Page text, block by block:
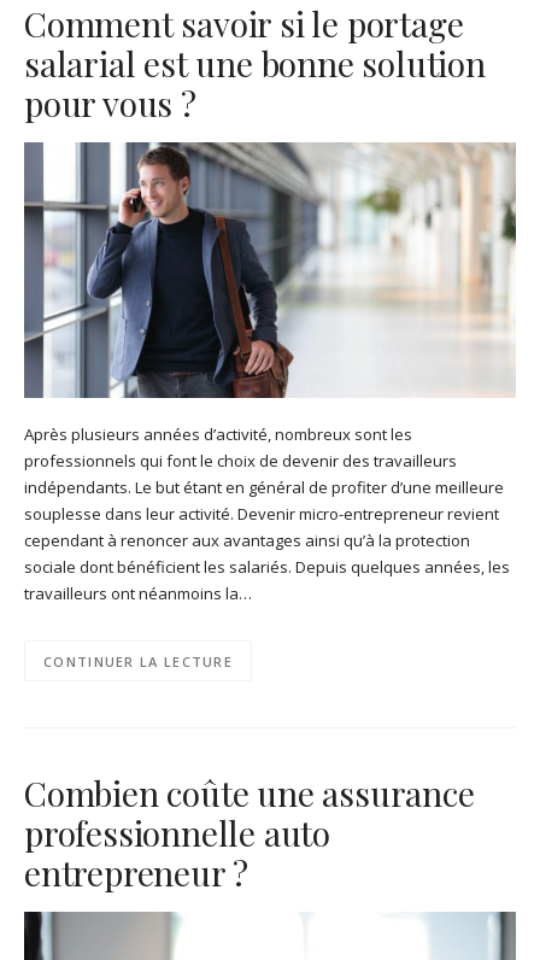
Comment savoir si le portage
salarial est une bonne solution
pour vous ?
Après plusieurs années d’activité, nombreux sont les
professionnels qui font le choix de devenir des travailleurs
indépendants. Le but étant en général de profiter d’une meilleure
souplesse dans leur activité. Devenir micro-entrepreneur revient
cependant à renoncer aux avantages ainsi qu’à la protection
sociale dont bénéficient les salariés. Depuis quelques années, les
travailleurs ont néanmoins la…
CONTINUER LA LECTURE
Combien coûte une assurance
professionnelle auto
entrepreneur ?